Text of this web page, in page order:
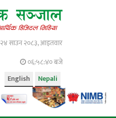
२४ साउन २०८३, आइतवार
०६:५८:४१ बजे
Nepali
English